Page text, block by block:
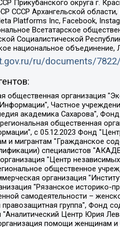
Прикубанского округа г.
СССР Архангельской
Platforms Inc, Facebook,
Всетатарское
Социалистической
национальное
ru/documents/7822/
справедливости имени Андрея Рылькова, Автономная Некоммерческая Организация "Аналитический Центр Юрия Левады", Автономная некоммерческая организация социальной поддержки населения "Проект Апрель", Региональная общественная организация помощи женщинам и детям, находящимся в кризисной ситуации "Информационно-методический центр "Анна", Фонд содействия развитию массовых коммуникаций и правовому просвещению "Так-так-Так", Фонд содействия устойчивому развитию "Серебряная тайга", Свердловский региональный общественный фонд социальных проектов "Новое время", "Idel.Реалии", Кавказ.Реалии, Крым.Реалии, Телеканал Настоящее Время, Татаро-башкирская служба Радио Свобода (Azatliq Radiosi), Радио Свободная Европа/Радио Свобода (PCE/PC), "Сибирь.Реалии", "Фактограф", Благотворительный фонд помощи осужденным и их семьям, Автономная некоммерческая организация "Институт глобализации и социальных движений", Фонд "В защиту прав заключенных", Частное учреждение "Центр поддержки и содействия развитию средств массовой информации", Пензенский региональный общественный благотворительный фонд "Гражданский союз", "Север.Реалии", Некоммерческая организация Фонд "Правовая инициатива", Общество с ограниченной ответственностью "Радио Свободная Европа/Радио Свобода", Чешское информационное агентство "MEDIUM-ORIENT", Красноярская региональная общественная организация "Мы против СПИДа", Камалягин Денис Николаевич, Маркелов Сергей Евгеньевич, Пономарев Лев Александрович, Савицкая Людмила Алексеевна, Автономная некоммерческая организация "Центр по работе с проблемой насилия "НАСИЛИЮ.НЕТ", Межрегиональный профессиональный союз работников здравоохранения "Альянс врачей", Юридическое лицо, зарегистрированное в Латвийской Республике, SIA "Medusa Project" (регистрационный номер 40103797863, дата регистрации 10.06.2014), Некоммерческая организация "Фонд по